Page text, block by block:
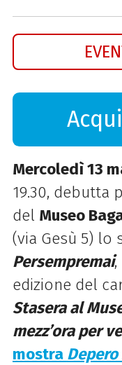
Mercoledì 13
19.30, debutta
del Museo
(via Gesù 5) lo
Persempremai
edizione del
Stasera al
mezz’ora per
mostra Depero